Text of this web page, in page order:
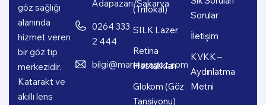
göz sağlığı
alanında
hizmet veren
bir göz tıp
merkezidir.
Katarakt ve
akıllı lens
Adapazarı/Sakarya
0264 333
2 444
bilgi@marmaragoz.com
(Trifokal)
SILK Lazer
Retina
Hastalıkları
Glokom (Göz
Tansiyonu)
Sorular
İletişim
KVKK –
Aydınlatma
Metni